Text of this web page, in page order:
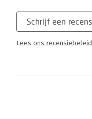
Schrijf een
Lees ons recensiebeleid